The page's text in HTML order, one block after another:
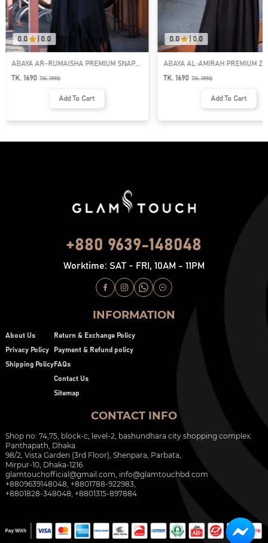
0.0 0.0
ABAYA AR-RUMAISHA PREMIUM SNAP
BUTTON ABAYA
TK. 1690 TK.1990
Add To Cart
0.0 | 0.0
ABAYA AL‑AMIRAH PREMIUM
NECK ABAYA
TK. 1690 TK.1990
Add To Cart
+880 9639-148048
Worktime: SAT - FRI, 10AM - 11PM
INFORMATION
About Us
Privacy Policy
Shipping Policy
Return & Exchange Policy
Payment & Refund policy
FAQs
Contact Us
Sitemap
CONTACT INFO
Shop no: 74,75, block-c, level-2, bashundhara city shopping complex.
Panthapath, Dhaka.
98/2, Vista Garden (3rd Floor), Shenpara, Parbata,
Mirpur-10, Dhaka-1216.
glamtouchofficial@gmail.com info@glamtouchbd.com
+8809639148048, +8801788-922983,
+8801828-348048, +8801315-897884